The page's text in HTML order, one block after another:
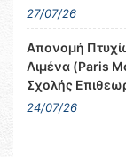
27/07/26
Απονομή
Λιμένα (Paris
Σχολής
24/07/26